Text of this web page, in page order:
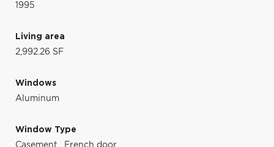
1995
Living area
2,992.26 SF
Windows
Aluminum
Window Type
Casement
French door